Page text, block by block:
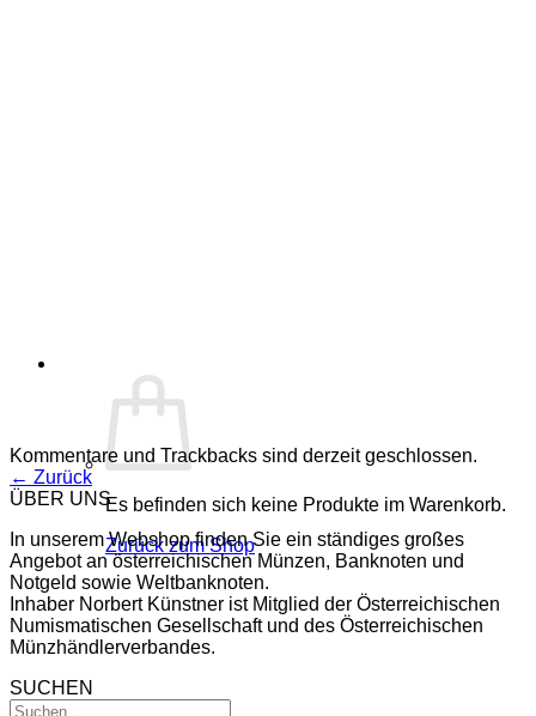
Es befinden sich keine Produkte im Warenkorb.
Zurück zum Shop
Kommentare und Trackbacks sind derzeit geschlossen.
← Zurück
ÜBER UNS
In unserem Webshop finden Sie ein ständiges großes
Angebot an österreichischen Münzen, Banknoten und
Notgeld sowie Weltbanknoten.
Inhaber Norbert Künstner ist Mitglied der Österreichischen
Numismatischen Gesellschaft und des Österreichischen
Münzhändlerverbandes.
SUCHEN